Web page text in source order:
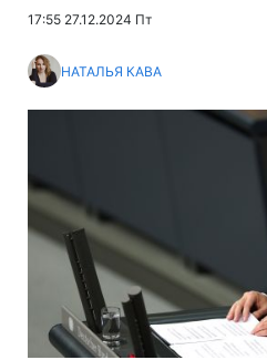
17:55 27.12.2024 Пт
НАТАЛЬЯ КАВА